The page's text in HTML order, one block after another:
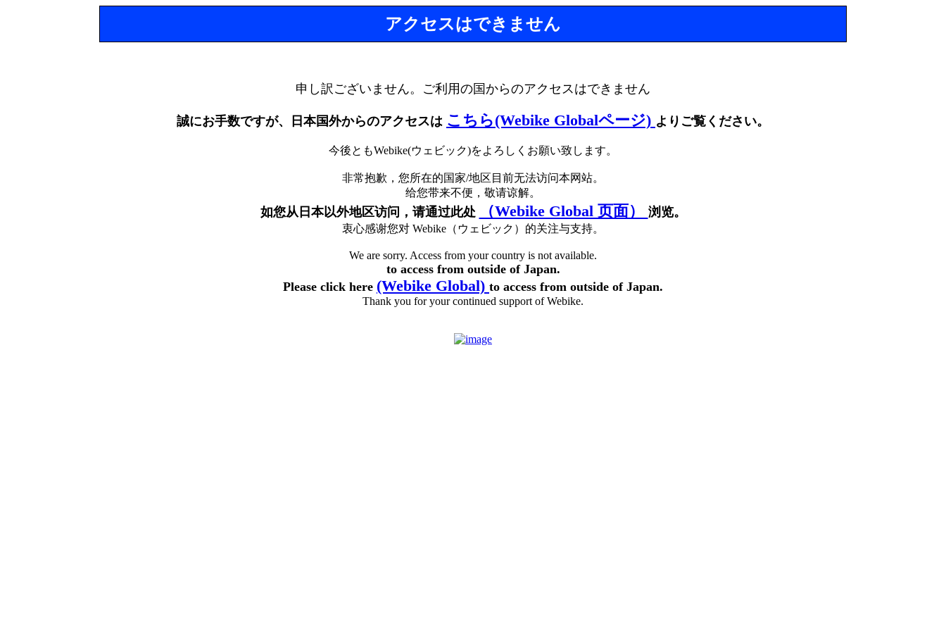
アクセスはできません
申し訳ございません。ご利用の国からのアクセスはできません
誠にお手数ですが、日本国外からのアクセスは こちら(Webike Globalページ) よりご覧ください。
今後ともWebike(ウェビック)をよろしくお願い致します。
非常抱歉，您所在的国家/地区目前无法访问本网站。
给您带来不便，敬请谅解。
如您从日本以外地区访问，请通过此处 （Webike Global 页面） 浏览。
衷心感谢您对 Webike（ウェビック）的关注与支持。
We are sorry. Access from your country is not available.
to access from outside of Japan.
Please click here (Webike Global) to access from outside of Japan.
Thank you for your continued support of Webike.